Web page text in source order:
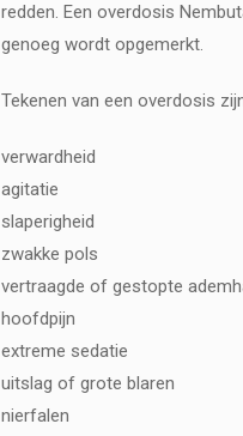
redden. Een overdosis
genoeg wordt opgemerkt.
Tekenen van een overdosis
verwardheid
agitatie
slaperigheid
zwakke pols
vertraagde of gestopte
hoofdpijn
extreme sedatie
uitslag of grote blaren
nierfalen